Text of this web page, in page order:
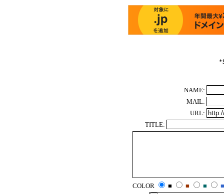
*
NAME:
MAIL:
URL:
TITLE:
COLOR ■ ■ ■
■